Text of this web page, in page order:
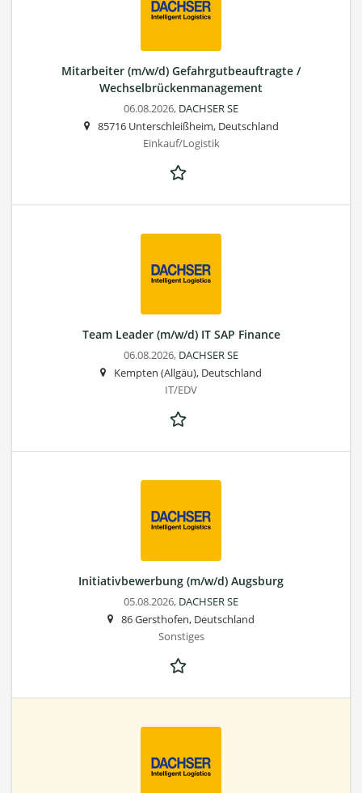
Mitarbeiter (m/w/d) Gefahrgutbeauftragte /
Wechselbrückenmanagement
06.08.2026, DACHSER SE
85716 Unterschleißheim, Deutschland
Einkauf/Logistik
Team Leader (m/w/d) IT SAP Finance
06.08.2026, DACHSER SE
Kempten (Allgäu), Deutschland
IT/EDV
Initiativbewerbung (m/w/d) Augsburg
05.08.2026, DACHSER SE
86 Gersthofen, Deutschland
Sonstiges